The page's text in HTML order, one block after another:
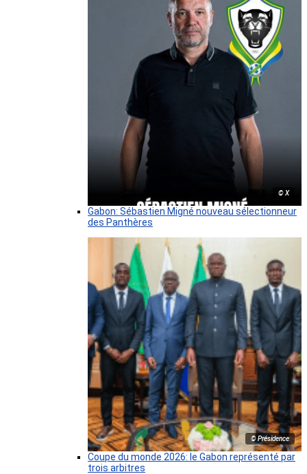
© X
Gabon: Sébastien Migné nouveau sélectionneur
des Panthères
© Présidence
Coupe du monde 2026: le Gabon représenté par
trois arbitres